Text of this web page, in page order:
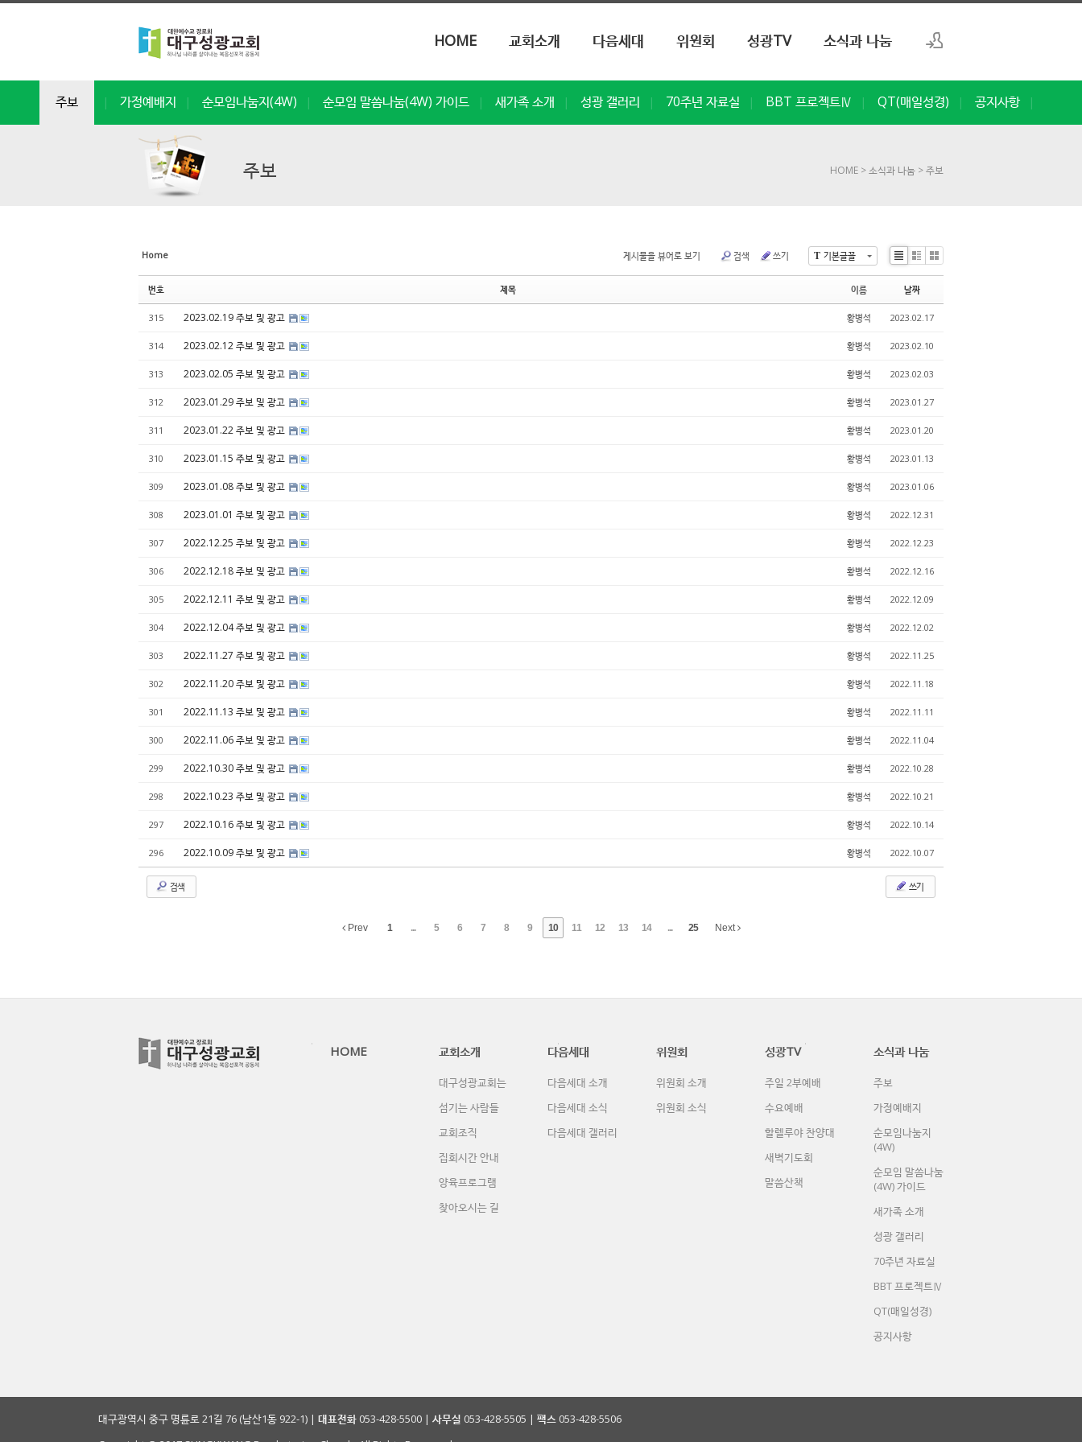
HOME 교회소개 다음세대 위원회 성광TV 소식과 나눔
주보 | 가정예배지 | 순모임나눔지(4W) | 순모임 말씀나눔(4W) 가이드 | 새가족 소개 | 성광 갤러리 | 70주년 자료실 | BBT 프로젝트Ⅳ | QT(매일성경) | 공지사항 |
주보 HOME > 소식과 나눔 > 주보
Home T 기본글꼴
게시물을 뷰어로 보기 검색 쓰기
Li
Zi
e
G
번호 제목 이름 날짜
315 2023.02.19 주보 및 광고 황병석 2023.02.17
314 2023.02.12 주보 및 광고 황병석 2023.02.10
313 2023.02.05 주보 및 광고 황병석 2023.02.03
312 2023.01.29 주보 및 광고 황병석 2023.01.27
311 2023.01.22 주보 및 광고 황병석 2023.01.20
310 2023.01.15 주보 및 광고 황병석 2023.01.13
309 2023.01.08 주보 및 광고 황병석 2023.01.06
308 2023.01.01 주보 및 광고 황병석 2022.12.31
307 2022.12.25 주보 및 광고 황병석 2022.12.23
306 2022.12.18 주보 및 광고 황병석 2022.12.16
305 2022.12.11 주보 및 광고 황병석 2022.12.09
304 2022.12.04 주보 및 광고 황병석 2022.12.02
303 2022.11.27 주보 및 광고 황병석 2022.11.25
302 2022.11.20 주보 및 광고 황병석 2022.11.18
301 2022.11.13 주보 및 광고 황병석 2022.11.11
300 2022.11.06 주보 및 광고 황병석 2022.11.04
299 2022.10.30 주보 및 광고 황병석 2022.10.28
298 2022.10.23 주보 및 광고 황병석 2022.10.21
297 2022.10.16 주보 및 광고 황병석 2022.10.14
296 2022.10.09 주보 및 광고 황병석 2022.10.07
검색 쓰기
Prev 1 ... 5 6 7 8 9 10 11 12 13 14 ... 25 Next
HOME 교회소개
대구성광교회는
섬기는 사람들
교회조직
집회시간 안내
양육프로그램
찾아오시는 길
다음세대
다음세대 소개
다음세대 소식
다음세대 갤러리
위원회
위원회 소개
위원회 소식
성광TV
주일 2부예배
수요예배
할렐루야 찬양대
새벽기도회
말씀산책
소식과 나눔
주보
가정예배지
순모임나눔지
(4W)
순모임 말씀나눔
(4W) 가이드
새가족 소개
성광 갤러리
70주년 자료실
BBT 프로젝트Ⅳ
QT(매일성경)
공지사항
대구광역시 중구 명륜로 21길 76 (남산1동 922-1) | 대표전화 053-428-5500 | 사무실 053-428-5505 | 팩스 053-428-5506